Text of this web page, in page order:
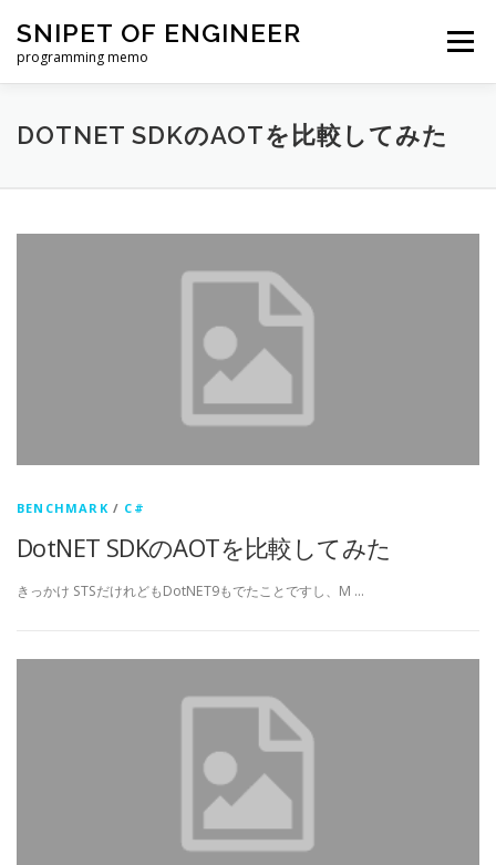
SNIPET OF ENGINEER
programming memo
メニュー
DOTNET SDKのAOTを比較してみた
BENCHMARK / C#
DotNET SDKのAOTを比較してみた
きっかけ STSだけれどもDotNET9もでたことですし、M …